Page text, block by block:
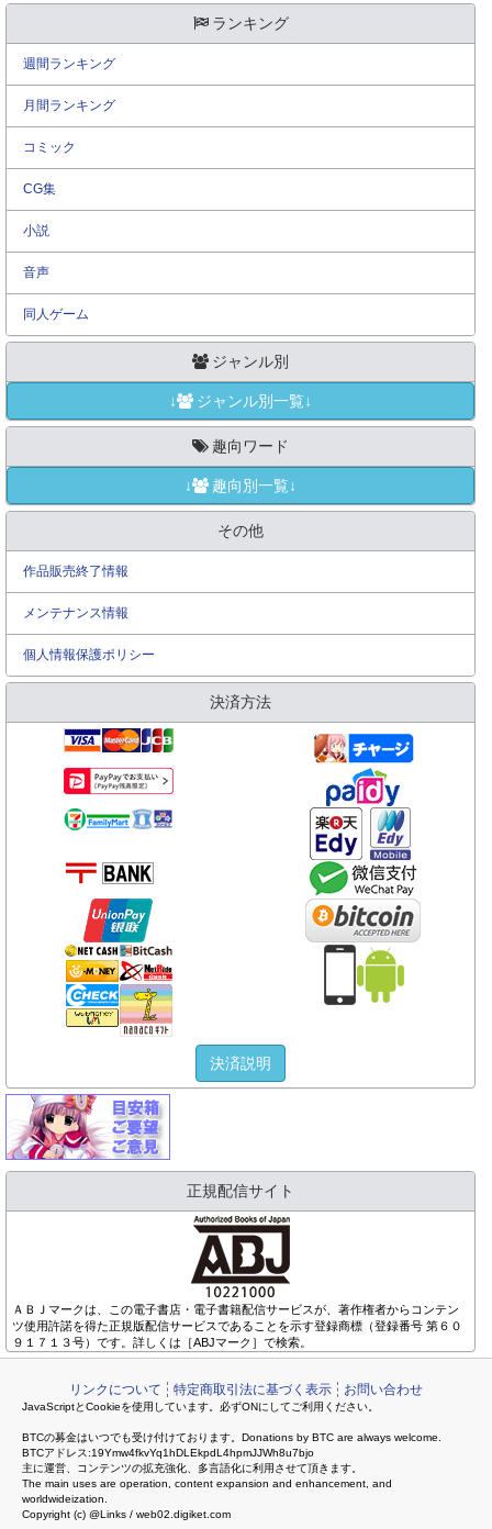
ランキング
週間ランキング
月間ランキング
コミック
CG集
小説
音声
同人ゲーム
ジャンル別
↓ ジャンル別一覧↓
趣向ワード
↓ 趣向別一覧↓
その他
作品販売終了情報
メンテナンス情報
個人情報保護ポリシー
決済方法
決済説明
正規配信サイト
ＡＢＪマークは、この電子書店・電子書籍配信サービスが、著作権者からコンテン
ツ使用許諾を得た正規版配信サービスであることを示す登録商標（登録番号 第６０
９１７１３号）です。詳しくは［ABJマーク］で検索。
リンクについて 特定商取引法に基づく表示 お問い合わせ
JavaScriptとCookieを使用しています。必ずONにしてご利用ください。
BTCの募金はいつでも受け付けております。Donations by BTC are always welcome.
BTCアドレス:19Ymw4fkvYq1hDLEkpdL4hpmJJWh8u7bjo
主に運営、コンテンツの拡充強化、多言語化に利用させて頂きます。
The main uses are operation, content expansion and enhancement, and
worldwideization.
Copyright (c) @Links / web02.digiket.com